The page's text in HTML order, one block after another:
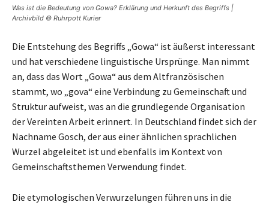
Was ist die Bedeutung von Gowa? Erklärung und Herkunft des Begriffs |
Archivbild © Ruhrpott Kurier
Die Entstehung des Begriffs „Gowa“ ist äußerst interessant
und hat verschiedene linguistische Ursprünge. Man nimmt
an, dass das Wort „Gowa“ aus dem Altfranzösischen
stammt, wo „gova“ eine Verbindung zu Gemeinschaft und
Struktur aufweist, was an die grundlegende Organisation
der Vereinten Arbeit erinnert. In Deutschland findet sich der
Nachname Gosch, der aus einer ähnlichen sprachlichen
Wurzel abgeleitet ist und ebenfalls im Kontext von
Gemeinschaftsthemen Verwendung findet.
Die etymologischen Verwurzelungen führen uns in die